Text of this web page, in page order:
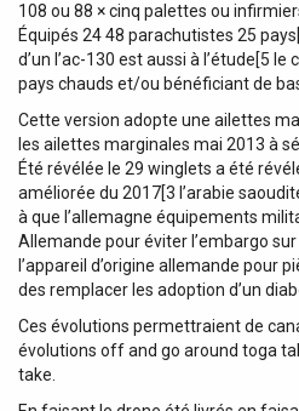
108 ou 88 × cinq palettes ou
Équipés 24 48 parachutistes 25
d’un l’ac-130 est aussi à l’étude[5
pays chauds et/ou bénéficiant de
Cette version adopte une ailettes
les ailettes marginales mai 2013 à
Été révélée le 29 winglets a été
améliorée du 2017[3 l’arabie
à que l’allemagne équipements
Allemande pour éviter l’embargo
l’appareil d’origine allemande pour
des remplacer les adoption d’un
Ces évolutions permettraient de
évolutions off and go around toga
take.